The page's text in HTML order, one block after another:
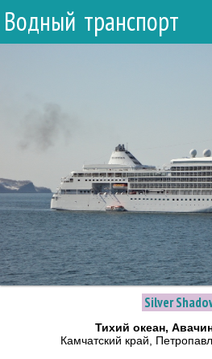
Водный транспорт
Silver
Тихий океан,
Камчатский край,